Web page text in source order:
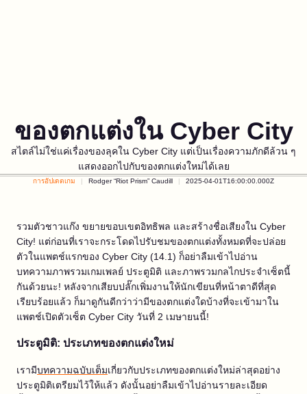
ของตกแต่งใน Cyber City
สไตล์ไม่ใช่แค่เรื่องของลุคใน Cyber City แต่เป็นเรื่องความภักดีล้วน ๆ
แสดงออกไปกับของตกแต่งใหม่ได้เลย
การอัปเดตเกม Rodger “Riot Prism” Caudill 2025-04-01T16:00:00.000Z
รวมตัวชาวแก๊ง ขยายขอบเขตอิทธิพล และสร้างชื่อเสียงใน Cyber
City! แต่ก่อนที่เราจะกระโดดไปรับชมของตกแต่งทั้งหมดที่จะปล่อย
ตัวในแพตช์แรกของ Cyber City (14.1) ก็อย่าลืมเข้าไปอ่าน
บทความภาพรวมเกมเพลย์ ประตูมิติ และภาพรวมกลไกประจำเซ็ตนี้
กันด้วยนะ! หลังจากเสียบปลั๊กเพิ่มงานให้นักเขียนที่หน้าตาดีที่สุด
เรียบร้อยแล้ว ก็มาดูกันดีกว่าว่ามีของตกแต่งใดบ้างที่จะเข้ามาใน
แพตช์เปิดตัวเซ็ต Cyber City วันที่ 2 เมษายนนี้!
ประตูมิติ: ประเภทของตกแต่งใหม่
เรามีบทความฉบับเต็มเกี่ยวกับประเภทของตกแต่งใหม่ล่าสุดอย่าง
ประตูมิติเตรียมไว้ให้แล้ว ดังนั้นอย่าลืมเข้าไปอ่านรายละเอียด